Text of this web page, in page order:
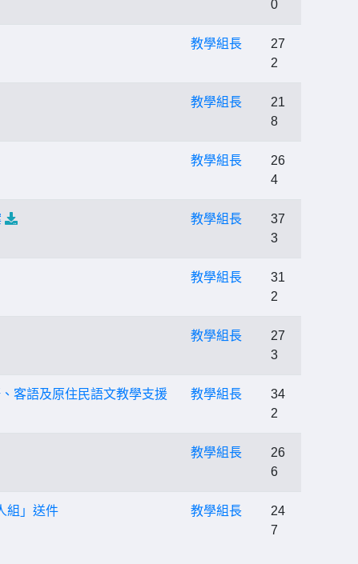
0
教學組長
27
2
教學組長
21
8
教學組長
26
4
教學組長
37
3
教學組長
31
2
教學組長
27
3
客語及原住民語文教學支援
教學組長
34
2
教學組長
26
6
組」送件 教學組長
24
7